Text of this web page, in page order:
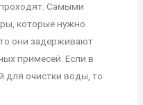
проходят. Самыми
которые нужно
они задерживают
примесей. Если в
для очистки воды, то